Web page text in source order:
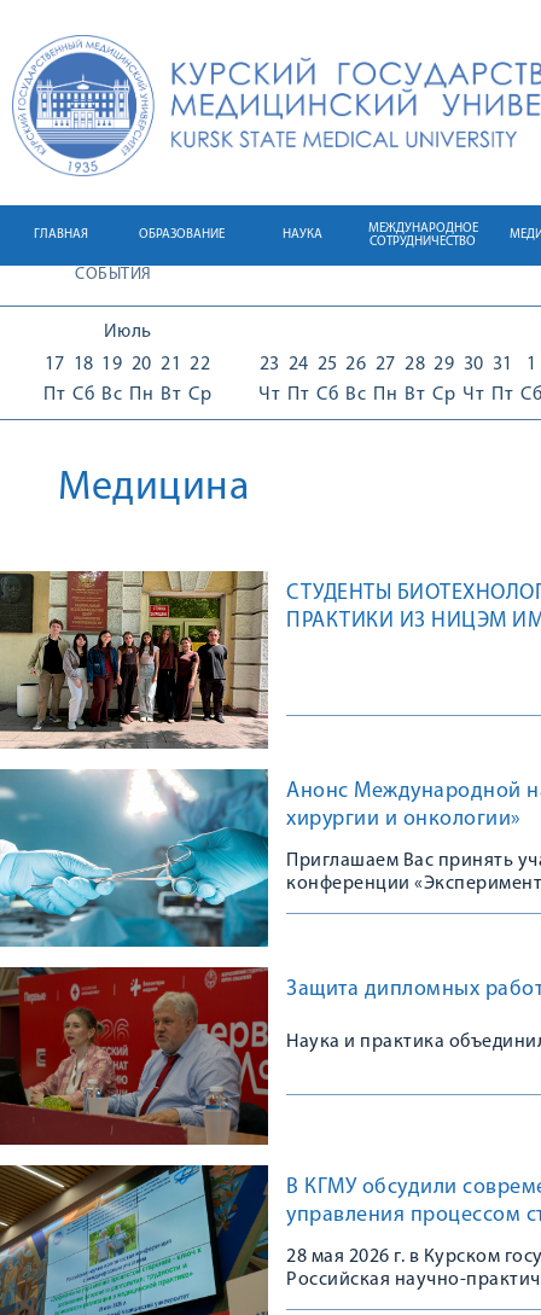
ГЛАВНАЯ ОБРАЗОВАНИЕ НАУКА
МЕЖДУНАРОДНОЕ
СОТРУДНИЧЕСТВО
СОБЫТИЯ
Июль
17
Пт
18
Сб
19
Вс
20
Пн
21
Вт
22
Ср
23
Чт
24
Пт
25
Сб
26
Вс
27
Пн
28
Вт
29
Ср
30
Чт
31
Пт
1
Сб
Медицина
СТУДЕНТЫ
ПРАКТИКИ ИЗ НИЦЭМ
Анонс Международной
хирургии и онкологии»
Приглашаем Вас принять
конференции
Защита дипломных
Наука и практика
В КГМУ обсудили
управления процессом
28 мая 2026 г. в Курском
Российская научно-